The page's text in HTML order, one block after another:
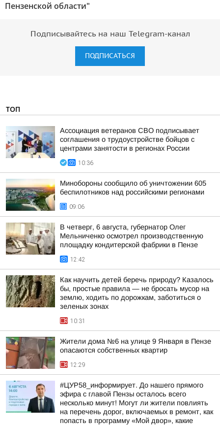
Пензенской области"
Подписывайтесь на наш Telegram-канал
ПОДПИСАТЬСЯ
ТОП
Ассоциация ветеранов СВО подписывает
соглашения о трудоустройстве бойцов с
центрами занятости в регионах России
10:36
Минобороны сообщило об уничтожении 605
беспилотников над российскими регионами
09:06
В четверг, 6 августа, губернатор Олег
Мельниченко осмотрел производственную
площадку кондитерской фабрики в Пензе
12:42
Как научить детей беречь природу? Казалось
бы, простые правила — не бросать мусор на
землю, ходить по дорожкам, заботиться о
зеленых зонах
10:31
Жители дома №6 на улице 9 Января в Пензе
опасаются собственных квартир
12:29
#ЦУР58_информирует. До нашего прямого
эфира с главой Пензы осталось всего
несколько минут! Могут ли жители повлиять
на перечень дорог, включаемых в ремонт, как
попасть в программу «Мой двор», какие